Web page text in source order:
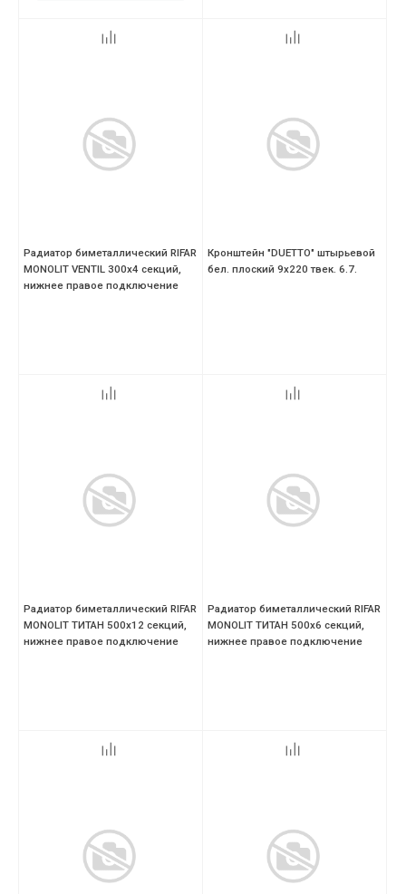
Радиатор биметаллический RIFAR
MONOLIT VENTIL 300х4 секций,
нижнее правое подключение
Кронштейн "DUETTO" штырьевой
бел. плоский 9х220 твек. 6.7.
Радиатор биметаллический RIFAR
MONOLIT ТИТАН 500х12 секций,
нижнее правое подключение
Радиатор биметаллический RIFAR
MONOLIT ТИТАН 500х6 секций,
нижнее правое подключение